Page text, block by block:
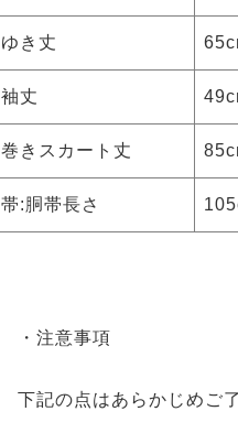
ゆき丈
袖丈
巻きスカート丈
帯:胴帯長さ
・注意事項
下記の点はあらかじめご